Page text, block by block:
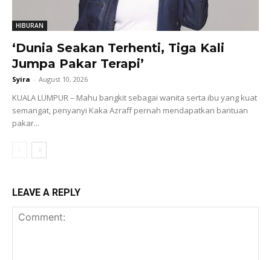
HIBURAN
‘Dunia Seakan Terhenti, Tiga Kali
Jumpa Pakar Terapi’
Syira - August 10, 2026
KUALA LUMPUR – Mahu bangkit sebagai wanita serta ibu yang kuat
semangat, penyanyi Kaka Azraff pernah mendapatkan bantuan
pakar...
LEAVE A REPLY